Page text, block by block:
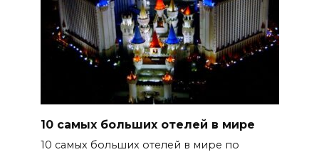
10 самых больших отелей в мире
10 самых больших отелей в мире по